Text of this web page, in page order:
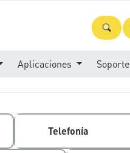
Aplicaciones Soporte
Telefonía